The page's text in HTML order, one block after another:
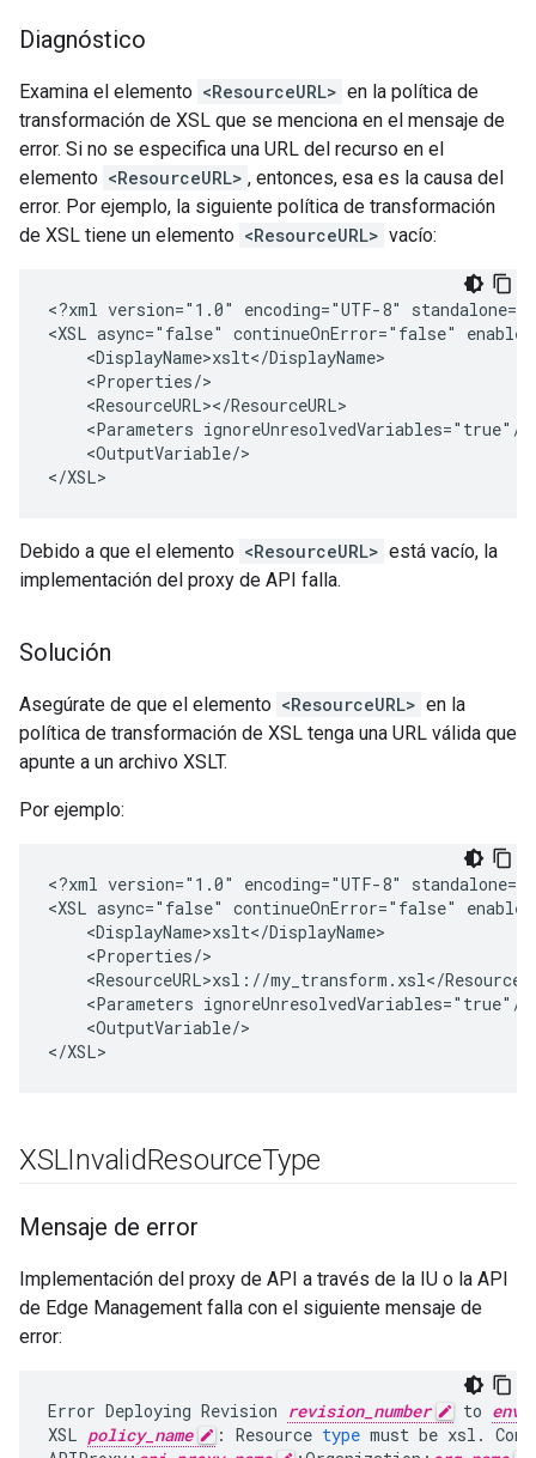
Diagnóstico
Examina el elemento <ResourceURL> en la política de
transformación de XSL que se menciona en el mensaje de
error. Si no se especifica una URL del recurso en el
elemento <ResourceURL> , entonces, esa es la causa del
error. Por ejemplo, la siguiente política de transformación
de XSL tiene un elemento <ResourceURL> vacío:
<?xml version="1.0" encoding="UTF-8"
<XSL async="false" continueOnError="false"
    <DisplayName>xslt</DisplayName>
    <Properties/>
    <ResourceURL></ResourceURL>
    <Parameters ignoreUnresolvedVariables="true"/>
    <OutputVariable/>
Debido a que el elemento <ResourceURL> está vacío, la
implementación del proxy de API falla.
Solución
Asegúrate de que el elemento <ResourceURL> en la
política de transformación de XSL tenga una URL válida que
apunte a un archivo XSLT.
Por ejemplo:
<?xml version="1.0" encoding="UTF-8"
<XSL async="false" continueOnError="false"
    <DisplayName>xslt</DisplayName>
    <Properties/>
<ResourceURL>xsl://my_transform.xsl</
    <Parameters ignoreUnresolvedVariables="true"/>
    <OutputVariable/>
XSLInvalidResourceType
Mensaje de error
Implementación del proxy de API a través de la IU o la API
de Edge Management falla con el siguiente mensaje de
error:
Error Deploying Revision revision_number to
XSL policy_name : Resource type must be xsl .